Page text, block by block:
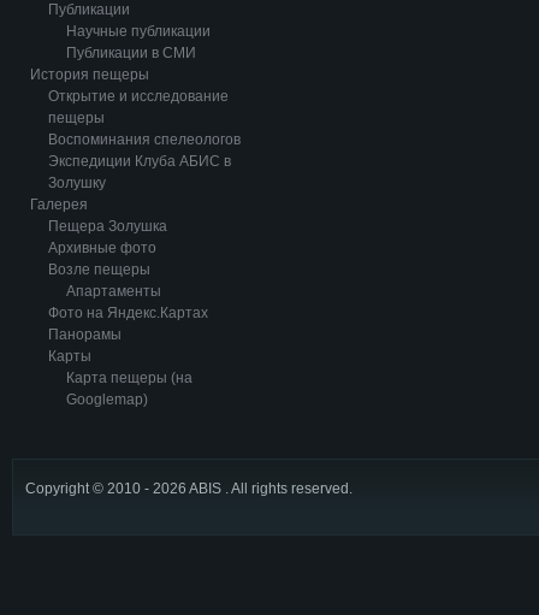
Публикации
Научные публикации
Публикации в СМИ
История пещеры
Открытие и исследование
пещеры
Воспоминания спелеологов
Экспедиции Клуба АБИС в
Золушку
Галерея
Пещера Золушка
Архивные фото
Возле пещеры
Апартаменты
Фото на Яндекс.Картах
Панорамы
Карты
Карта пещеры (на
Googlemap)
Copyright © 2010 - 2026 ABIS . All rights reserved.